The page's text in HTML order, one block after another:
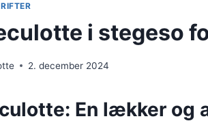
i stegeso
2. december 2024
En lækker og